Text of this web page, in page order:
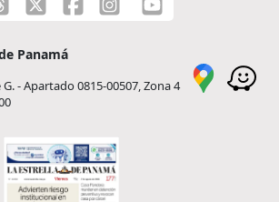
Panamá
- Apartado 0815-00507, Zona 4